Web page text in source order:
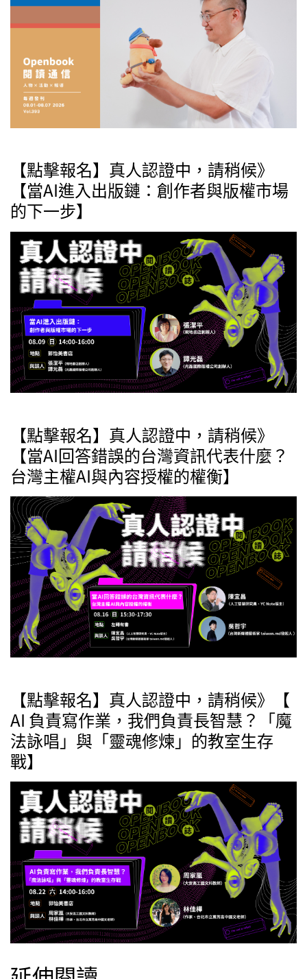
【點擊報名】真人認證中，請稍候》
【當AI進入出版鏈：創作者與版權市場
的下一步】
【點擊報名】真人認證中，請稍候》
【當AI回答錯誤的台灣資訊代表什麼？
台灣主權AI與內容授權的權衡】
【點擊報名】真人認證中，請稍候》【
AI 負責寫作業，我們負責長智慧？「魔
法詠唱」與「靈魂修煉」的教室生存
戰】